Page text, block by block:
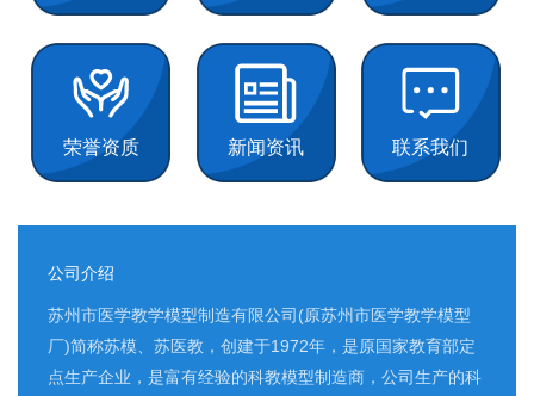
荣誉资质 新闻资讯 联系我们
公司介绍
苏州市医学教学模型制造有限公司(原苏州市医学教学模型
厂)简称苏模、苏医教，创建于1972年，是原国家教育部定
点生产企业，是富有经验的科教模型制造商，公司生产的科